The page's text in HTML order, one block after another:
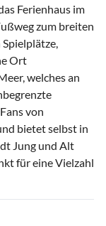
Ferienhaus im
zum breiten
Ort
welches an
von
bietet selbst in
Jung und Alt
für eine Vielzahl